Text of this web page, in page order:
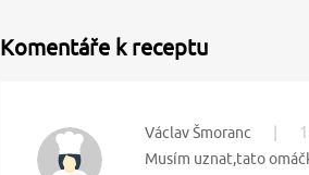
Komentáře k receptu
Václav Šmoranc
Musím uznat,tato